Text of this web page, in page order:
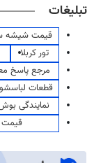
تبلیغات
قیمت شیشه
تور کربلا
مرجع پاسخ
قطعات
نمایندگی
قیمت